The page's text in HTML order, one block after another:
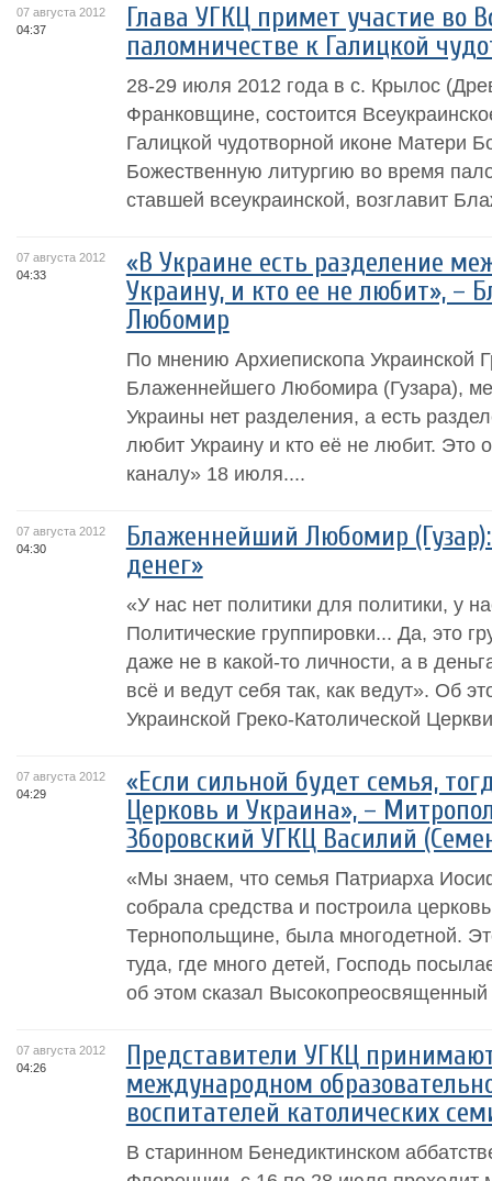
07 августа 2012
04:37
Глава УГКЦ примет участие во
паломничестве к Галицкой
28-29 июля 2012 года в с. Крылос
Франковщине, состоится
Галицкой чудотворной иконе Матери
Божественную литургию во время
ставшей всеукраинской, возглавит
07 августа 2012
04:33
«В Украине есть разделение
Украину, и кто ее не любит», –
Любомир
По мнению Архиепископа Украинской
Блаженнейшего Любомира (Гузара),
Украины нет разделения, а есть
любит Украину и кто её не любит. Это
каналу» 18 июля....
07 августа 2012
04:30
Блаженнейший Любомир
денег»
«У нас нет политики для политики, у
Политические группировки... Да, это
даже не в какой-то личности, а в
всё и ведут себя так, как ведут». Об
Украинской Греко-Католической
07 августа 2012
04:29
«Если сильной будет семья,
Церковь и Украина», –
Зборовский УГКЦ Василий
«Мы знаем, что семья Патриарха
собрала средства и построила
Тернопольщине, была многодетной.
туда, где много детей, Господь
об этом сказал
07 августа 2012
04:26
Представители УГКЦ
международном
воспитателей католических
В старинном Бенедиктинском